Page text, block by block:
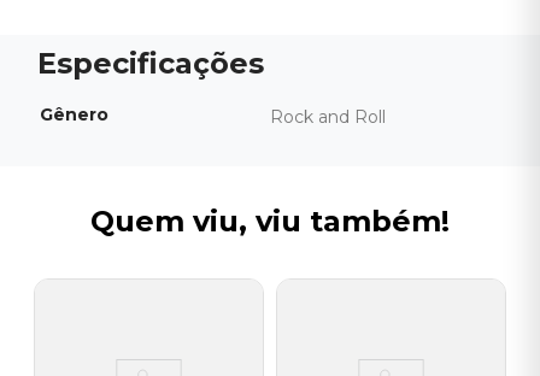
Gênero Rock and Roll
Quem viu, viu também!